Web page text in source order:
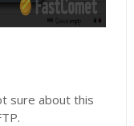
sure about this